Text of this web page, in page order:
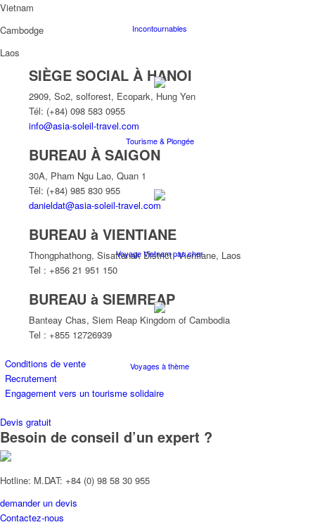
Incontournables
Tourisme & Plongée
Voyage Vietnam pas cher
Voyages à thème
Croisières
Vietnam
Cambodge
Laos
SIÈGE SOCIAL À HANOI
2909, So2, solforest, Ecopark, Hung Yen
Tél: (+84) 098 583 0955
info@asia-soleil-travel.com
BUREAU À SAIGON
30A, Pham Ngu Lao, Quan 1
Tél: (+84) 985 830 955
danieldat@asia-soleil-travel.com
BUREAU à VIENTIANE
Thongphathong, Sisattanak District, Vientiane, Laos
Tel : +856 21 951 150
BUREAU à SIEMREAP
Banteay Chas, Siem Reap Kingdom of Cambodia
Tel : +855 12726939
Conditions de vente
Recrutement
Engagement vers un tourisme solidaire
Devis gratuit
Besoin de conseil d’un expert ?
Hotline: M.DAT: +84 (0) 98 58 30 955
demander un devis
Contactez-nous